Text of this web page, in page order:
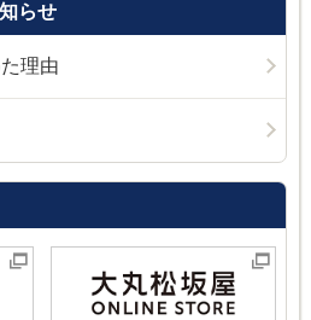
らせ
理由